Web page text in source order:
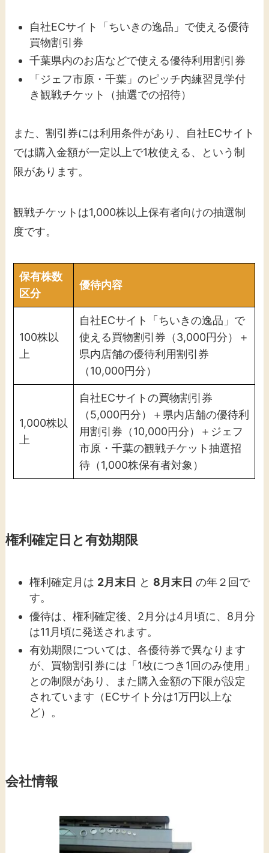
自社ECサイト「ちいきの逸品」で使える優待
買物割引券
千葉県内のお店などで使える優待利用割引券
「ジェフ市原・千葉」のピッチ内練習見学付
き観戦チケット（抽選での招待）
また、割引券には利用条件があり、自社ECサイト
では購入金額が一定以上で1枚使える、という制
限があります。
観戦チケットは1,000株以上保有者向けの抽選制
度です。
保有株数
区分
優待内容
100株以
上
自社ECサイト「ちいきの逸品」で
使える買物割引券（3,000円分）＋
県内店舗の優待利用割引券
（10,000円分）
1,000株以
上
自社ECサイトの買物割引券
（5,000円分）＋県内店舗の優待利
用割引券（10,000円分）＋ジェフ
市原・千葉の観戦チケット抽選招
待（1,000株保有者対象）
権利確定日と有効期限
権利確定月は 2月末日 と 8月末日 の年２回で
す。
優待は、権利確定後、2月分は4月頃に、8月分
は11月頃に発送されます。
有効期限については、各優待券で異なります
が、買物割引券には「1枚につき1回のみ使用」
との制限があり、また購入金額の下限が設定
されています（ECサイト分は1万円以上な
ど）。
会社情報